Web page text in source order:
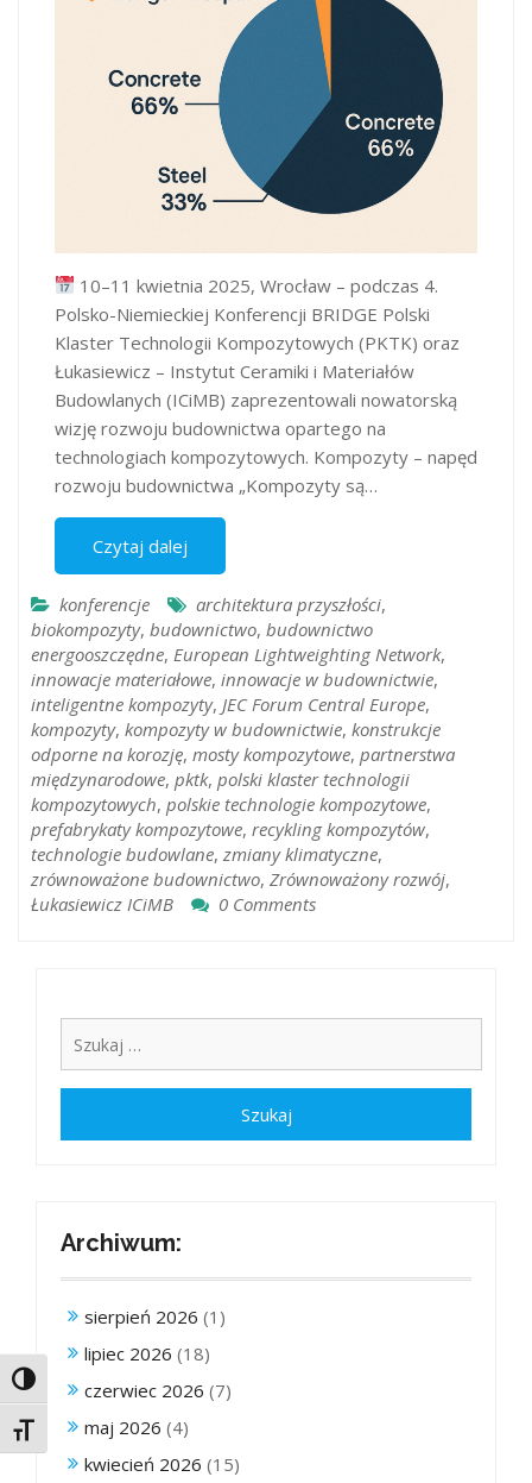
Toggle High Contrast
Toggle Font size
10–11 kwietnia 2025, Wrocław – podczas 4.
Polsko-Niemieckiej Konferencji BRIDGE Polski
Klaster Technologii Kompozytowych (PKTK) oraz
Łukasiewicz – Instytut Ceramiki i Materiałów
Budowlanych (ICiMB) zaprezentowali nowatorską
wizję rozwoju budownictwa opartego na
technologiach kompozytowych. Kompozyty – napęd
rozwoju budownictwa „Kompozyty są…
Czytaj dalej
konferencje architektura przyszłości,
biokompozyty, budownictwo, budownictwo
energooszczędne, European Lightweighting Network,
innowacje materiałowe, innowacje w budownictwie,
inteligentne kompozyty, JEC Forum Central Europe,
kompozyty, kompozyty w budownictwie, konstrukcje
odporne na korozję, mosty kompozytowe, partnerstwa
międzynarodowe, pktk, polski klaster technologii
kompozytowych, polskie technologie kompozytowe,
prefabrykaty kompozytowe, recykling kompozytów,
technologie budowlane, zmiany klimatyczne,
zrównoważone budownictwo, Zrównoważony rozwój,
Łukasiewicz ICiMB
0 Comments
Archiwum:
sierpień 2026 (1)
lipiec 2026 (18)
czerwiec 2026 (7)
maj 2026 (4)
kwiecień 2026 (15)